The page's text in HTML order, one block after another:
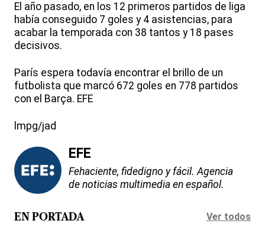
El año pasado, en los 12 primeros partidos de liga
había conseguido 7 goles y 4 asistencias, para
acabar la temporada con 38 tantos y 18 pases
decisivos.
París espera todavía encontrar el brillo de un
futbolista que marcó 672 goles en 778 partidos
con el Barça. EFE
lmpg/jad
EFE
Fehaciente, fidedigno y fácil. Agencia
de noticias multimedia en español.
EN PORTADA Ver todos